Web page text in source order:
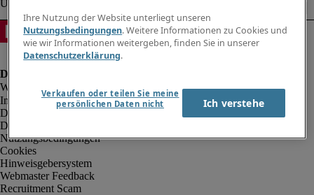
Impressum
Datenschutz
Datenschutz Arbeitnehmer/Zeitarbeitskräfte
Nutzungsbedingungen
Cookies
Hinweisgebersystem
Webmaster Feedback
Recruitment Scam
Ihre Nutzung der Website unterliegt unseren
Nutzungsbedingungen. Weitere Informationen zu Cookies und
wie wir Informationen weitergeben, finden Sie in unserer
Datenschutzerklärung.
Verkaufen oder teilen Sie meine
persönlichen Daten nicht
Ich verstehe